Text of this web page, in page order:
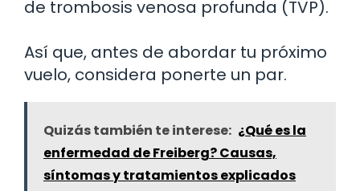
de trombosis venosa profunda (TVP).
Así que, antes de abordar tu próximo
vuelo, considera ponerte un par.
Quizás también te interese: ¿Qué es la
enfermedad de Freiberg? Causas,
síntomas y tratamientos explicados